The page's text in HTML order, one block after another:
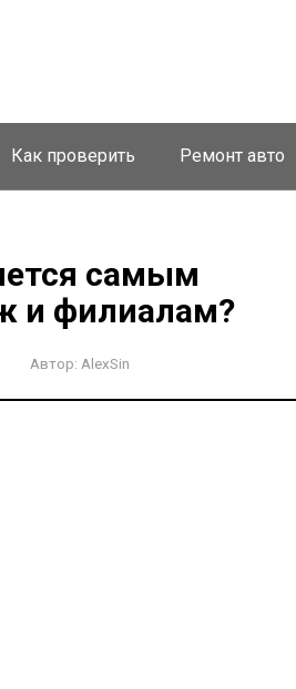
Как проверить Ремонт авто
самым
и филиалам?
Автор: AlexSin